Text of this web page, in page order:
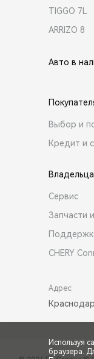
TIGGO 7L
ARRIZO 8
Авто в
Выбор и
Кредит и
Сервис
Запчасти
CHERY
Адрес:
Используя
браузера.